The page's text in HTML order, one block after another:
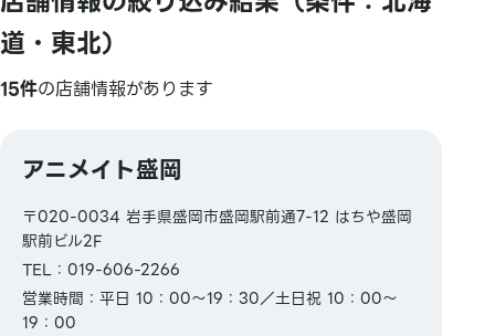
道・東北）
15件の店舗情報があります
アニメイト盛岡
〒020-0034 岩手県盛岡市盛岡駅前通7-12 はちや盛岡
駅前ビル2F
TEL：019-606-2266
営業時間：平日 10：00〜19：30／土日祝 10：00〜
19：00